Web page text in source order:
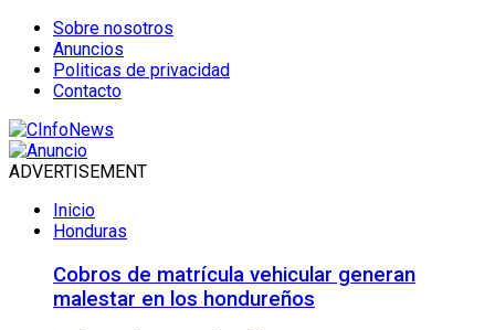
Sobre nosotros
Anuncios
Politicas de privacidad
Contacto
ADVERTISEMENT
Inicio
Honduras
Cobros de matrícula vehicular generan
malestar en los hondureños